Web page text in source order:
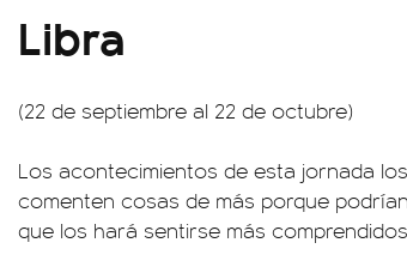
Libra
(22 de septiembre al 22 de octubre)
Los acontecimientos de esta jornada
comenten cosas de más porque
que los hará sentirse más